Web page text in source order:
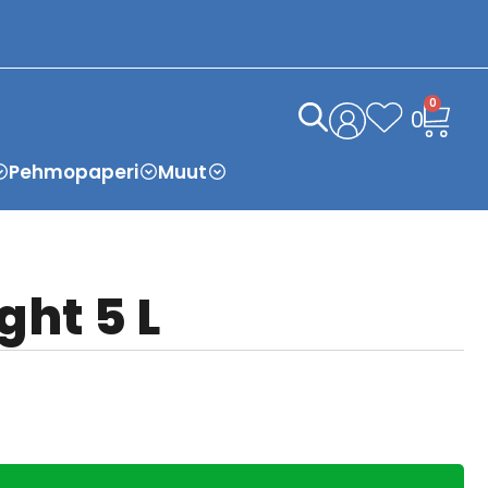
0
0
Pehmopaperi Muut
5 L